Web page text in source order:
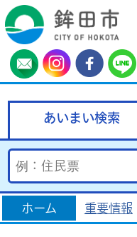
あいまい検索
ホーム 重要情報